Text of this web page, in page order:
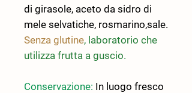
di girasole, aceto da sidro di
mele selvatiche, rosmarino,sale.
Senza glutine, laboratorio che
utilizza frutta a guscio.
Conservazione: In luogo fresco